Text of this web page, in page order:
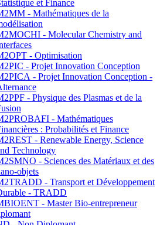
et Finance
- Mathématiques de la
- Molecular Chemistry and
- Optimisation
- Projet Innovation Conception
- Projet Innovation Conception -
- Physique des Plasmas et de la
- Mathématiques
: Probabilités et Finance
- Renewable Energy, Science
Technology
- Sciences des Matériaux et des
objets
- Transport et Développement
- TRADD
- Master Bio-entrepreneur